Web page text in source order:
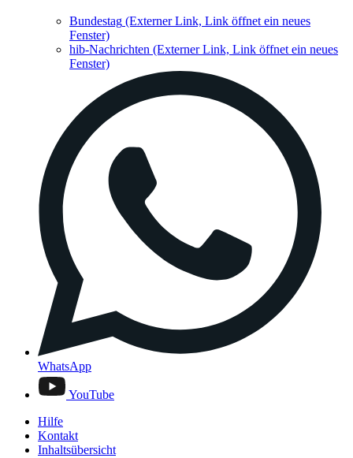
Bundestag (Externer Link, Link öffnet ein neues
Fenster)
hib-Nachrichten (Externer Link, Link öffnet ein neues
Fenster)
WhatsApp
YouTube
Hilfe
Kontakt
Inhaltsübersicht